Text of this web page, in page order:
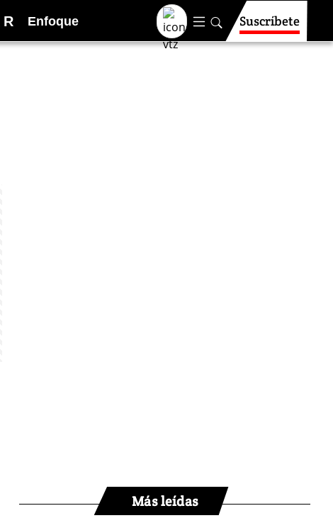
R Enfoque Suscríbete
Más leídas